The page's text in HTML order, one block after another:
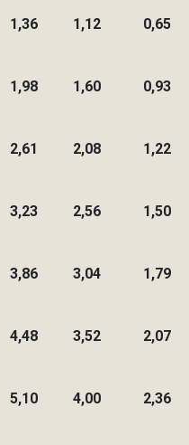
1,36 1,12 0,65
1,98 1,60 0,93
2,61 2,08 1,22
3,23 2,56 1,50
3,86 3,04 1,79
4,48 3,52 2,07
5,10 4,00 2,36